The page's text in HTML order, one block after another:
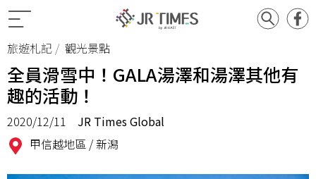
旅遊札記 觀光景點
全員滑雪中！GALA湯澤和湯澤其他有
趣的活動！
2020/12/11
JR Times Global
甲信越地區 /新潟